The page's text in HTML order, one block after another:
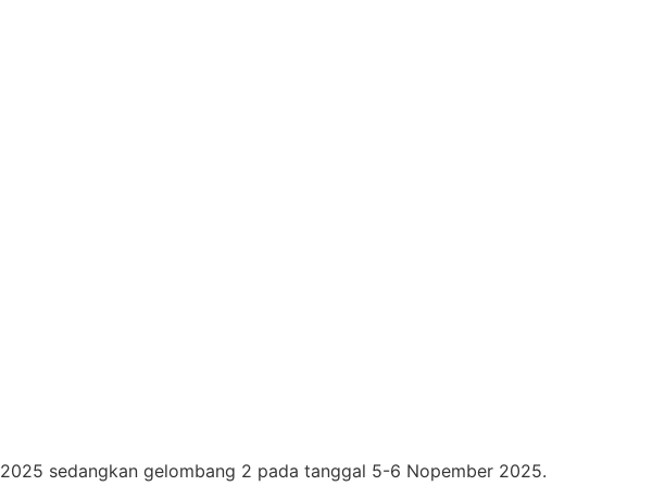
sedangkan gelombang 2 pada tanggal 5-6 Nopember 2025.